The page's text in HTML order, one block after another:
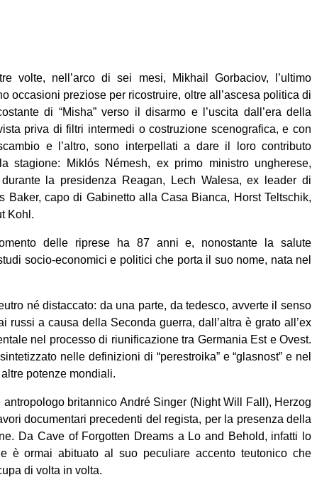
volte, nell’arco di sei mesi, Mikhail Gorbaciov, l’ultimo
occasioni preziose per ricostruire, oltre all’ascesa politica di
di “Misha” verso il disarmo e l’uscita dall’era della
priva di filtri intermedi o costruzione scenografica, e con
e l’altro, sono interpellati a dare il loro contributo
stagione: Miklós Némesh, ex primo ministro ungherese,
la presidenza Reagan, Lech Walesa, ex leader di
capo di Gabinetto alla Casa Bianca, Horst Teltschik,
Kohl.
delle riprese ha 87 anni e, nonostante la salute
socio-economici e politici che porta il suo nome, nata nel
né distaccato: da una parte, da tedesco, avverte il senso
a causa della Seconda guerra, dall’altra è grato all’ex
nel processo di riunificazione tra Germania Est e Ovest.
nelle definizioni di “perestroika” e “glasnost” e nel
potenze mondiali.
britannico André Singer (Night Will Fall), Herzog
documentari precedenti del regista, per la presenza della
Da Cave of Forgotten Dreams a Lo and Behold, infatti lo
è ormai abituato al suo peculiare accento teutonico che
di volta in volta.